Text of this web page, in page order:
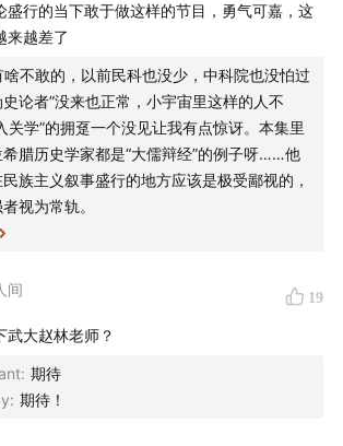
同学柏拉图的思想异同
同样是一种希腊遗产
希腊史家记录中的重要性
古典世界如何传播
强大？来自战败者波利比乌斯的反思
盛行的当下敢于做这样的节目，勇气可嘉，这
来越差了
啥不敢的，以前民科也没少，中科院也没怕过
史论者”没来也正常，小宇宙里这样的人不
关学”的拥趸一个没见让我有点惊讶。本集里
腊历史学家都是“大儒辩经”的例子呀……他
族主义叙事盛行的地方应该是极受鄙视的，
视为常轨。
间 19
武大赵林老师？
: 期待
: 期待！